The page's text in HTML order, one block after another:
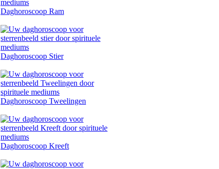
Daghoroscoop Ram
Daghoroscoop Stier
Daghoroscoop Tweelingen
Daghoroscoop Kreeft